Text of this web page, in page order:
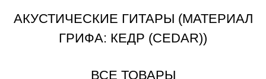
АКУСТИЧЕСКИЕ ГИТАРЫ (МАТЕРИАЛ
ГРИФА: КЕДР (CEDAR))
ВСЕ ТОВАРЫ